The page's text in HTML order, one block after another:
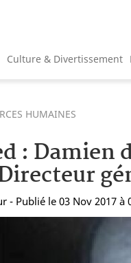
Culture & Divertissement
HUMAINES
: Damien
- Publié le 03 Nov 2017 à